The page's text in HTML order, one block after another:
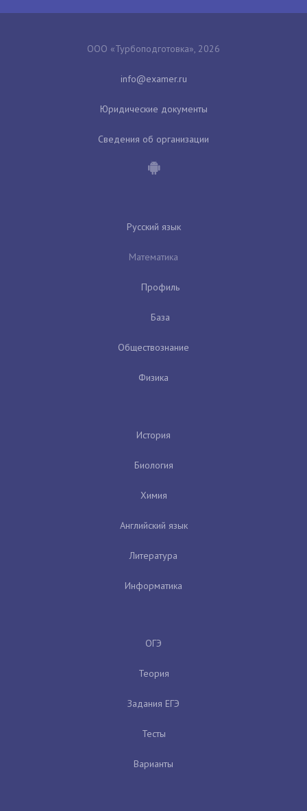
ООО «Турбоподготовка», 2026
Юридические документы
Сведения об организации
Русский язык
Математика
Профиль
База
Обществознание
Физика
История
Биология
Химия
Английский язык
Литература
Информатика
ОГЭ
Теория
Задания ЕГЭ
Тесты
Варианты